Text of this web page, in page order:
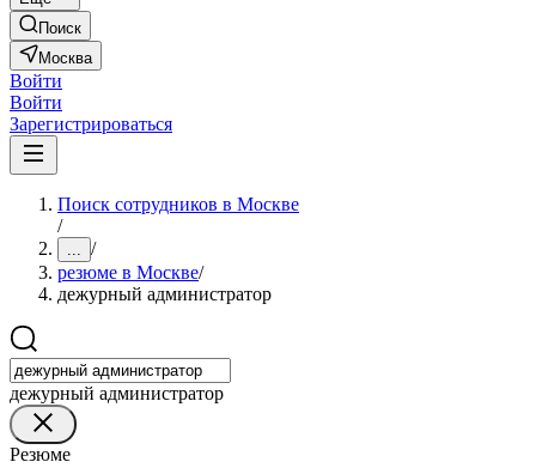
Поиск
Москва
Войти
Войти
Зарегистрироваться
Поиск сотрудников в Москве
/
... /
резюме в Москве/
дежурный администратор
дежурный администратор
Резюме